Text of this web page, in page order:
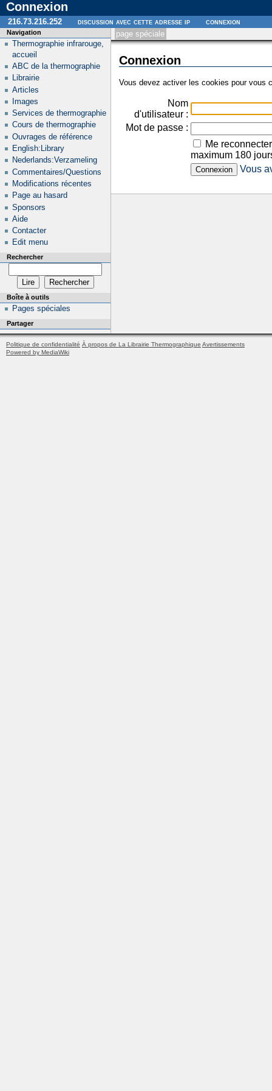
Connexion
page spéciale
Connexion
Vous devez activer les cookies pour vous
Nom
d'utilisateur :
Mot de passe :
Me
maximum 180
Vous
Navigation
Thermographie infrarouge,
accueil
ABC de la thermographie
Librairie
Articles
Images
Services de thermographie
Cours de thermographie
Ouvrages de référence
English:Library
Nederlands:Verzameling
Commentaires/Questions
Modifications récentes
Page au hasard
Sponsors
Aide
Contacter
Edit menu
Rechercher
Boîte à outils
Pages spéciales
Partager
216.73.216.252 discussion avec cette adresse ip connexion
Politique de confidentialité À propos de La Librairie Thermographique Avertissements
Powered by MediaWiki